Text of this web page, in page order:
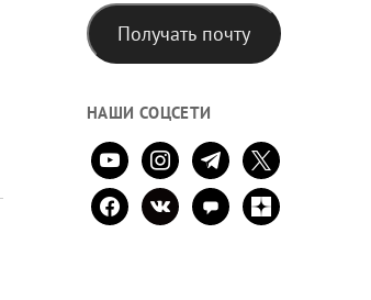
mail
Получать почту
НАШИ СОЦСЕТИ
youtubeinstagramtelegram
x
facebookvkontaktecomment
zen-
yandex